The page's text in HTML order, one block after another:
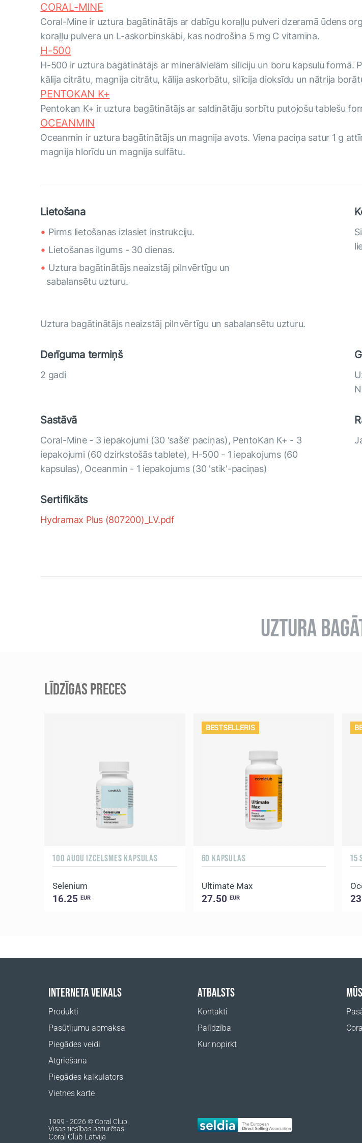
CORAL-MINE
Coral-Mine ir uztura bagātinātājs ar dabīgu koraļļu pulveri dzeramā ūdens
koraļļu pulvera un L-askorbīnskābi, kas nodrošina 5 mg C vitamīna.
H-500
H-500 ir uztura bagātinātājs ar minerālvielām silīciju un boru kapsulu
kālija citrātu, magnija citrātu, kālija askorbātu, silīcija dioksīdu un nātrija
PENTOKAN K+
Pentokan K+ ir uztura bagātinātājs ar saldinātāju sorbītu putojošu tablešu
OCEANMIN
Oceanmin ir uztura bagātinātājs un magnija avots. Viena paciņa satur 1 g
magnija hlorīdu un magnija sulfātu.
Lietošana
Pirms lietošanas izlasiet instrukciju.
Lietošanas ilgums - 30 dienas.
Uztura bagātinātājs neaizstāj pilnvērtīgu un
sabalansētu uzturu.
Uztura bagātinātājs neaizstāj pilnvērtīgu un sabalansētu uzturu.
Derīguma termiņš
2 gadi
Sastāvā
Coral-Mine - 3 iepakojumi (30 'sašē' paciņas), PentoKan К+ - 3
iepakojumi (60 dzirkstošās tablete), Н-500 - 1 iepakojums (60
kapsulas), Oceanmin - 1 iepakojums (30 'stik'-paciņas)
Sertifikāts
Hydramax Plus (807200)_LV.pdf
UZTURA
LĪDZĪGAS PRECES
100 AUGU IZCELSMES KAPSULAS
Selenium
16.25EUR
BESTSELLERIS
60 KAPSULAS
Ultimate Max
27.50 EUR
15
INTERNETA VEIKALS
Produkti
Pasūtījumu apmaksa
Piegādes veidi
Atgriešana
Piegādes kalkulators
Vietnes karte
ATBALSTS
Kontakti
Palīdzība
Kur nopirkt
1999 - 2026 © Coral Club.
Visas tiesības paturētas
Coral Club Latvija